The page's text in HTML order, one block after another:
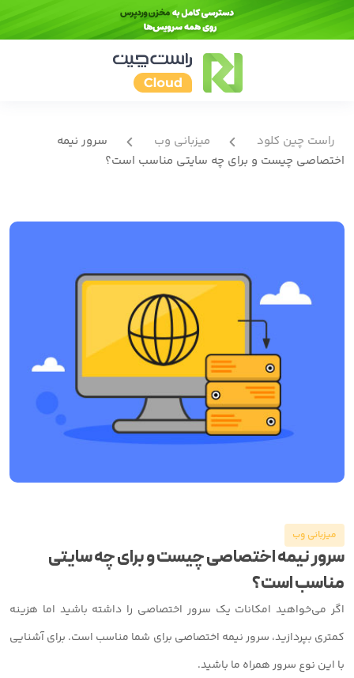
راست چین کلود میزبانی وب
سرور نیمه
اختصاصی چیست و برای چه سایتی مناسب است؟
میزبانی وب
سرور نیمه اختصاصی چیست و برای چه سایتی
مناسب است؟
اگر می‌خواهید امکانات یک سرور اختصاصی را داشته باشید اما هزینه
کمتری بپردازید، سرور نیمه اختصاصی برای شما مناسب است. برای آشنایی
با این نوع سرور همراه ما باشید.